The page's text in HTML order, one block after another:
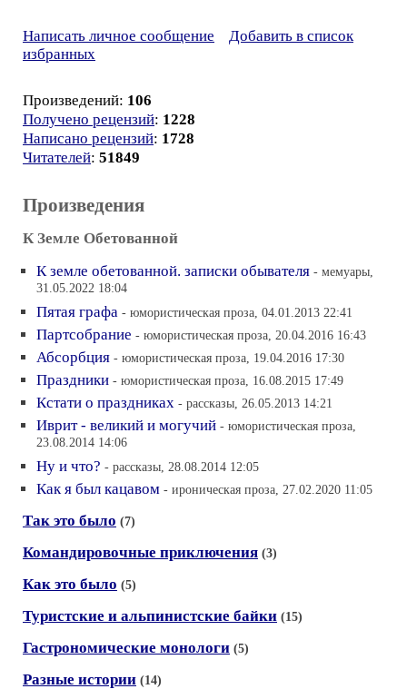
Написать личное сообщение
Добавить в список
избранных
Произведений: 106
Получено рецензий: 1228
Написано рецензий: 1728
Читателей: 51849
Произведения
К Земле Обетованной
К земле обетованной. записки обывателя - мемуары,
31.05.2022 18:04
Пятая графа - юмористическая проза, 04.01.2013 22:41
Партсобрание - юмористическая проза, 20.04.2016 16:43
Абсорбция - юмористическая проза, 19.04.2016 17:30
Праздники - юмористическая проза, 16.08.2015 17:49
Кстати о праздниках - рассказы, 26.05.2013 14:21
Иврит - великий и могучий - юмористическая проза,
23.08.2014 14:06
Ну и что? - рассказы, 28.08.2014 12:05
Как я был кацавом - ироническая проза, 27.02.2020 11:05
Так это было (7)
Командировочные приключения (3)
Как это было (5)
Туристские и альпинистские байки (15)
Гастрономические монологи (5)
Разные истории (14)